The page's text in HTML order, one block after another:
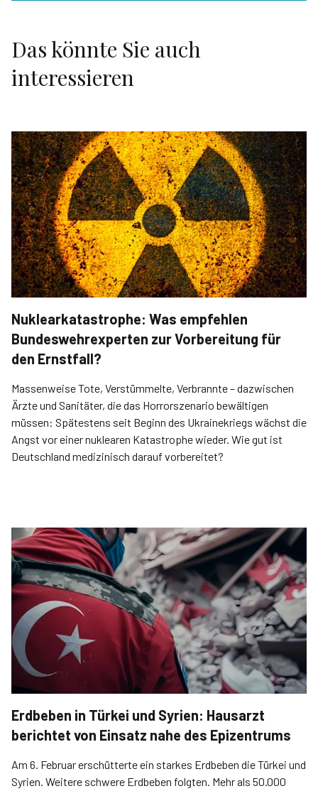
Das könnte Sie auch
interessieren
Nuklearkatastrophe: Was empfehlen
Bundeswehrexperten zur Vorbereitung für
den Ernstfall?
Massenweise Tote, Verstümmelte, ­Verbrannte – dazwischen
Ärzte und Sanitäter, die das Horrorszenario bewältigen
müssen: Spätestens seit Beginn des Ukrainekriegs wächst die
Angst vor einer nuklearen Katastrophe wieder. Wie gut ist
Deutschland medizinisch darauf vorbereitet?
Erdbeben in Türkei und Syrien: Hausarzt
berichtet von Einsatz nahe des Epizentrums
Am 6. Februar erschütterte ein starkes Erdbeben die Türkei und
Syrien. Weitere schwere Erdbeben folgten. Mehr als 50.000